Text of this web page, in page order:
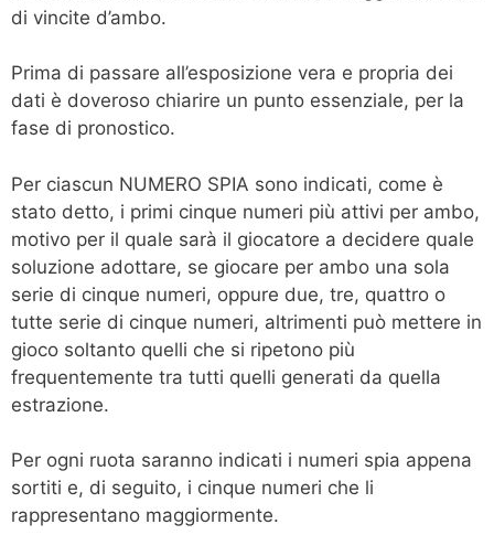
di vincite d’ambo.
Prima di passare all’esposizione vera e propria dei
dati è doveroso chiarire un punto essenziale, per la
fase di pronostico.
Per ciascun NUMERO SPIA sono indicati, come è
stato detto, i primi cinque numeri più attivi per ambo,
motivo per il quale sarà il giocatore a decidere quale
soluzione adottare, se giocare per ambo una sola
serie di cinque numeri, oppure due, tre, quattro o
tutte serie di cinque numeri, altrimenti può mettere in
gioco soltanto quelli che si ripetono più
frequentemente tra tutti quelli generati da quella
estrazione.
Per ogni ruota saranno indicati i numeri spia appena
sortiti e, di seguito, i cinque numeri che li
rappresentano maggiormente.